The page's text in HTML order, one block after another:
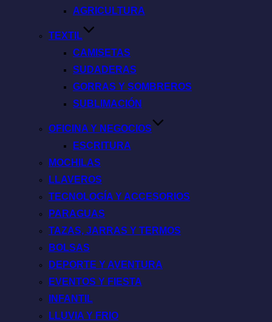
AGRICULTURA
TEXTIL
CAMISETAS
SUDADERAS
GORRAS Y SOMBREROS
SUBLIMACIÓN
OFICINA Y NEGOCIOS
ESCRITURA
MOCHILAS
LLAVEROS
TECNOLOGÍA Y ACCESORIOS
PARAGUAS
TAZAS, JARRAS Y TERMOS
BOLSAS
DEPORTE Y AVENTURA
EVENTOS Y FIESTA
INFANTIL
LLUVIA Y FRIO